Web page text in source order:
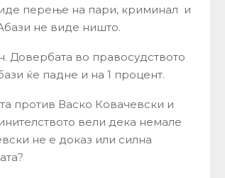
перење на пари, криминал и
не виде ништо.
Довербата во правосудството
ќе падне и на 1 процент.
против Васко Ковачевски и
вели дека немале
не е доказ или силна